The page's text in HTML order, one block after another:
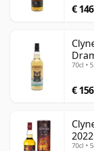
€ 146
70cl •
€ 156
2022
70cl •